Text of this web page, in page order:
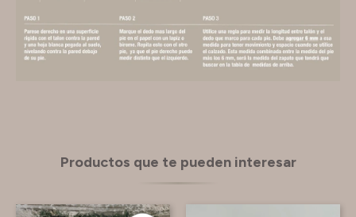
Productos que te pueden interesar